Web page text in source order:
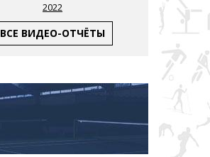
2022
ВСЕ ВИДЕО-ОТЧЁТЫ